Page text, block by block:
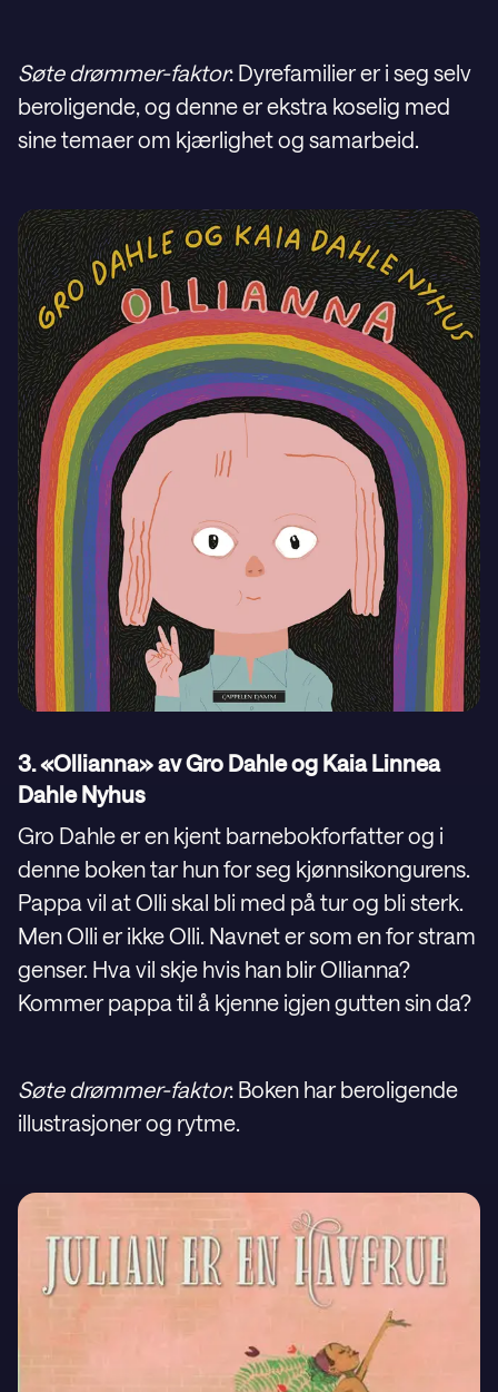
Søte drømmer-faktor: Dyrefamilier er i seg selv
beroligende, og denne er ekstra koselig med
sine temaer om kjærlighet og samarbeid.
3. «Ollianna» av Gro Dahle og Kaia Linnea
Dahle Nyhus
Gro Dahle er en kjent barnebokforfatter og i
denne boken tar hun for seg kjønnsikongurens.
Pappa vil at Olli skal bli med på tur og bli sterk.
Men Olli er ikke Olli. Navnet er som en for stram
genser. Hva vil skje hvis han blir Ollianna?
Kommer pappa til å kjenne igjen gutten sin da?
Søte drømmer-faktor: Boken har beroligende
illustrasjoner og rytme.